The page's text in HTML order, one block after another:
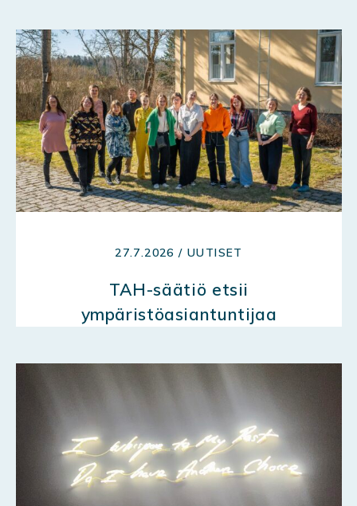
27.7.2026 / UUTISET
TAH-säätiö etsii
ympäristöasiantuntijaa